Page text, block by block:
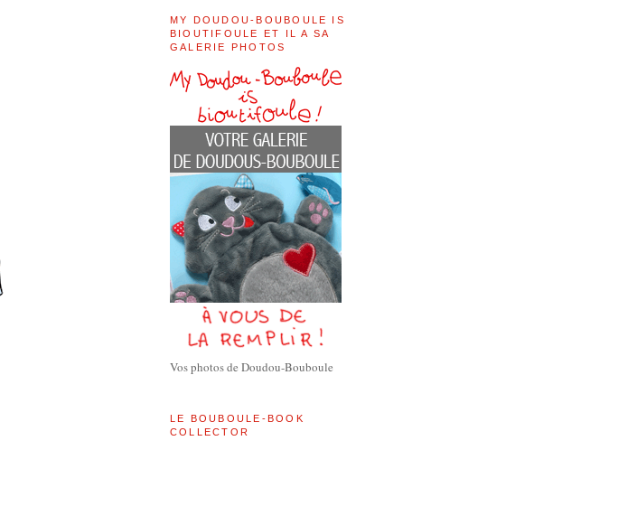
MY DOUDOU-BOUBOULE IS
BIOUTIFOULE ET IL A SA
GALERIE PHOTOS
Vos photos de Doudou-Bouboule
LE BOUBOULE-BOOK
COLLECTOR